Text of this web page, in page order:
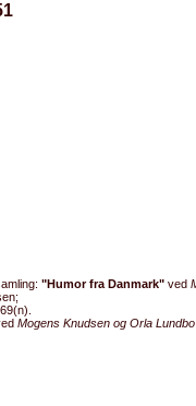
"Humor fra Danmark" ved
Mogens Knudsen og Orla Lundbo